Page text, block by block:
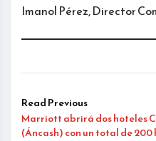
Imanol Pérez, Director
Read Previous
Marriott abrirá dos hoteles
(Áncash) con un total de